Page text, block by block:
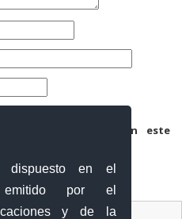
dispuesto en el
por el
y de la
electrónico y web en este
Virtual